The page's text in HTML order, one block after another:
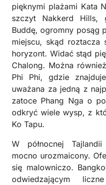
pięknymi plażami Kata
szczyt Nakkerd Hills,
Buddę, ogromny posąg
miejscu, skąd roztacza
horyzont. Widać stąd
Chalong. Można
Phi Phi, gdzie
uważana za jedną z
zatoce Phang Nga o
odkryć wiele wysp, z
Ko Tapu.
W północnej
mocno urozmaicony.
się malowniczo.
odwiedzającym